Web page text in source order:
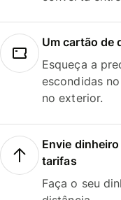
Um cartão de
Esqueça a
escondidas
no exterior.
Envie
tarifas
Faça o seu